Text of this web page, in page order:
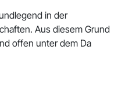
in der
Aus diesem Grund
offen unter dem Da